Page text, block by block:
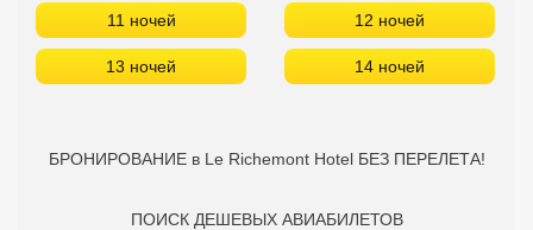
11 ночей 12 ночей
13 ночей 14 ночей
БРОНИРОВАНИЕ в Le Richemont Hotel БЕЗ ПЕРЕЛЕТА!
ПОИСК ДЕШЕВЫХ АВИАБИЛЕТОВ